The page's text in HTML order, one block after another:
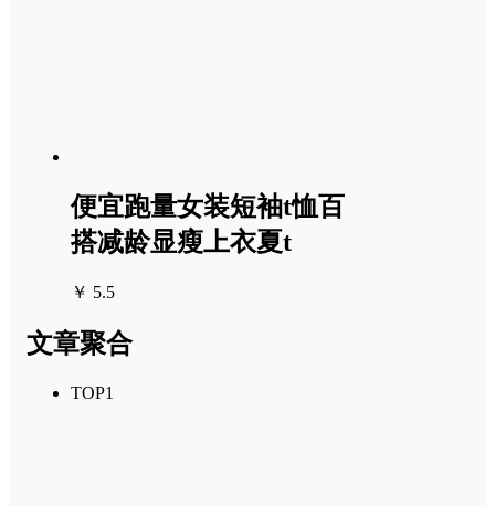
便宜跑量女装短袖t恤百
搭减龄显瘦上衣夏t
￥ 5.5
文章聚合
TOP1